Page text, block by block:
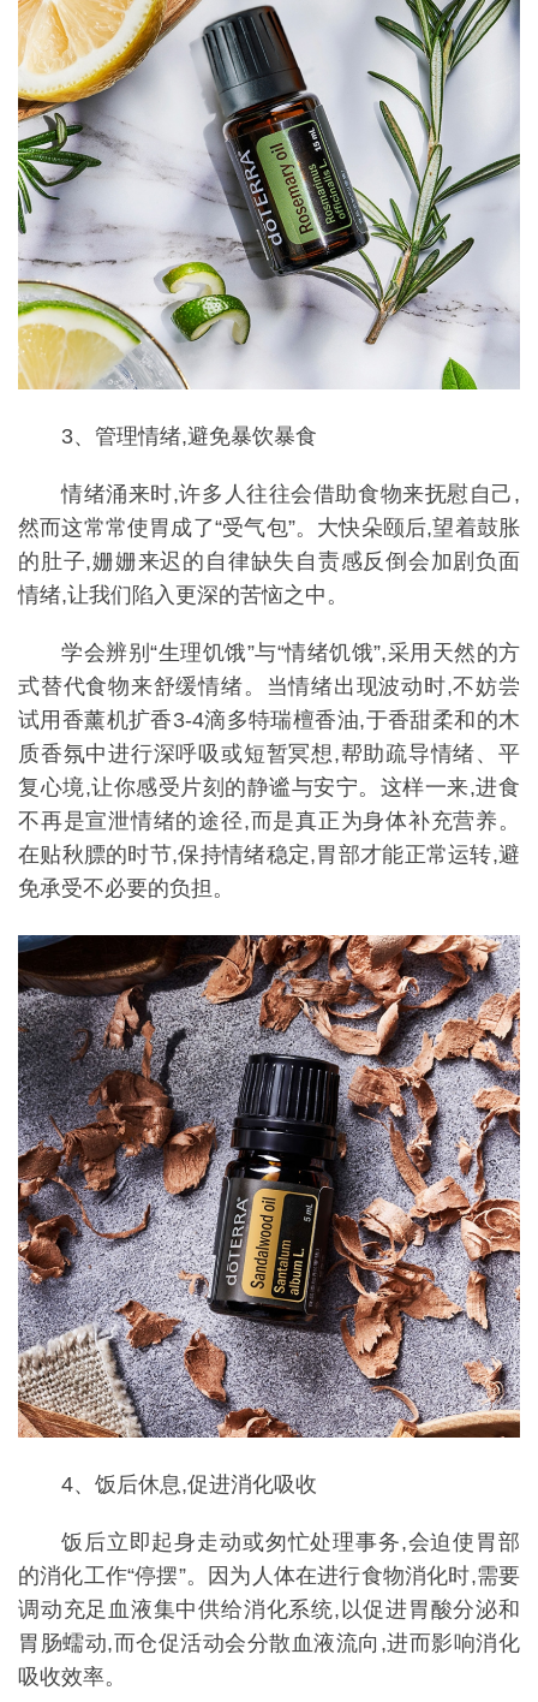
3、管理情绪,避免暴饮暴食
情绪涌来时,许多人往往会借助食物来抚慰自己,
然而这常常使胃成了“受气包”。大快朵颐后,望着鼓胀
的肚子,姗姗来迟的自律缺失自责感反倒会加剧负面
情绪,让我们陷入更深的苦恼之中。
学会辨别“生理饥饿”与“情绪饥饿”,采用天然的方
式替代食物来舒缓情绪。当情绪出现波动时,不妨尝
试用香薰机扩香3-4滴多特瑞檀香油,于香甜柔和的木
质香氛中进行深呼吸或短暂冥想,帮助疏导情绪、平
复心境,让你感受片刻的静谧与安宁。这样一来,进食
不再是宣泄情绪的途径,而是真正为身体补充营养。
在贴秋膘的时节,保持情绪稳定,胃部才能正常运转,避
免承受不必要的负担。
4、饭后休息,促进消化吸收
饭后立即起身走动或匆忙处理事务,会迫使胃部
的消化工作“停摆”。因为人体在进行食物消化时,需要
调动充足血液集中供给消化系统,以促进胃酸分泌和
胃肠蠕动,而仓促活动会分散血液流向,进而影响消化
吸收效率。